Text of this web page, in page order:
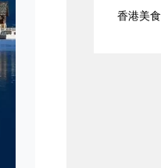
香港美食